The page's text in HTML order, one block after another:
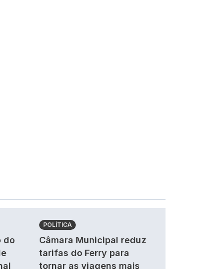
do
POLÍTICA
Câmara Municipal reduz
tarifas do Ferry para
tornar as viagens mais